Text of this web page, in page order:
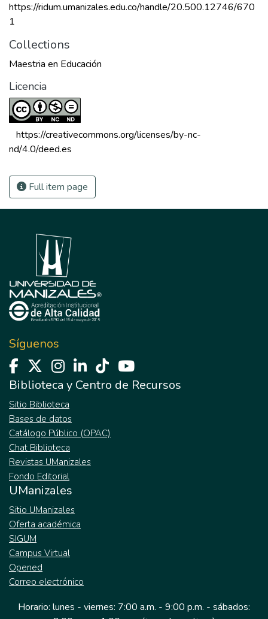
https://ridum.umanizales.edu.co/handle/20.500.12746/670
1
Collections
Maestria en Educación
Licencia
https://creativecommons.org/licenses/by-nc-
nd/4.0/deed.es
Full item page
Síguenos
Biblioteca y Centro de Recursos
Sitio Biblioteca
Bases de datos
Catálogo Público (OPAC)
Chat Biblioteca
Revistas UManizales
Fondo Editorial
UManizales
Sitio UManizales
Oferta académica
SIGUM
Campus Virtual
Opened
Correo electrónico
Horario: lunes - viernes: 7:00 a.m. - 9:00 p.m. - sábados: